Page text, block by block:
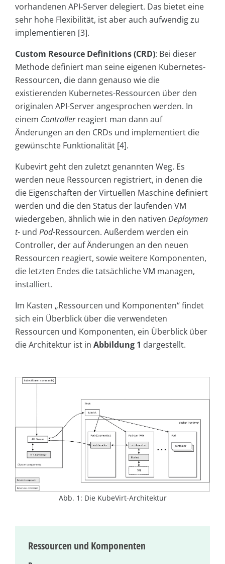
vorhandenen API-Server delegiert. Das bietet eine
sehr hohe Flexibilität, ist aber auch aufwendig zu
implementieren [3].
Custom Resource Definitions (CRD): Bei dieser
Methode definiert man seine eigenen Kubernetes-
Ressourcen, die dann genauso wie die
existierenden Kubernetes-Ressourcen über den
originalen API-Server angesprochen werden. In
einem Controllerreagiert man dann auf
Änderungen an den CRDs und implementiert die
gewünschte Funktionalität [4].
Kubevirt geht den zuletzt genannten Weg. Es
werden neue Ressourcen registriert, in denen die
die Eigenschaften der Virtuellen Maschine definiert
werden und die den Status der laufenden VM
wiedergeben, ähnlich wie in den nativen Deploymen
t- und Pod-Ressourcen. Außerdem werden ein
Controller, der auf Änderungen an den neuen
Ressourcen reagiert, sowie weitere Komponenten,
die letzten Endes die tatsächliche VM managen,
installiert.
Im Kasten „Ressourcen und Komponenten“ findet
sich ein Überblick über die verwendeten
Ressourcen und Komponenten, ein Überblick über
die Architektur ist in Abbildung 1 dargestellt.
Abb. 1: Die KubeVirt-Architektur
Ressourcen und Komponenten